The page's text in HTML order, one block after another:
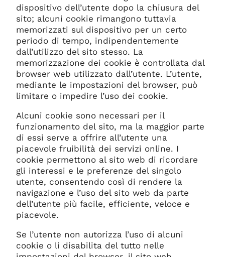
dispositivo dell’utente dopo la chiusura del
sito; alcuni cookie rimangono tuttavia
memorizzati sul dispositivo per un certo
periodo di tempo, indipendentemente
dall’utilizzo del sito stesso. La
memorizzazione dei cookie è controllata dal
browser web utilizzato dall’utente. L’utente,
mediante le impostazioni del browser, può
limitare o impedire l’uso dei cookie.
Alcuni cookie sono necessari per il
funzionamento del sito, ma la maggior parte
di essi serve a offrire all’utente una
piacevole fruibilità dei servizi online. I
cookie permettono al sito web di ricordare
gli interessi e le preferenze del singolo
utente, consentendo così di rendere la
navigazione e l’uso del sito web da parte
dell’utente più facile, efficiente, veloce e
piacevole.
Se l’utente non autorizza l’uso di alcuni
cookie o li disabilita del tutto nelle